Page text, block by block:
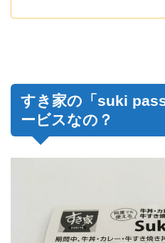
すき家の「suki
ービスなの？